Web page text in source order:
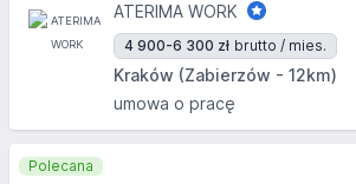
ATERIMA WORK
4 900-6 300 zł brutto / mies.
Kraków (Zabierzów - 12km)
umowa o pracę
Polecana